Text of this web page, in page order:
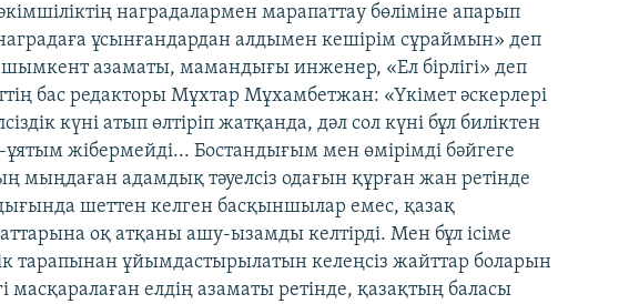
наградалармен марапаттау бөліміне апарып
ұсынғандардан алдымен кешірім сұраймын» деп
шымкент азаматы, мамандығы инженер, «Ел бірлігі» деп
бас редакторы Мұхтар Мұхамбетжан: «Үкімет әскерлері
күні атып өлтіріп жатқанда, дәл сол күні бұл биліктен
ұятым жібермейді... Бостандығым мен өмірімді бәйгеге
мыңдаған адамдық тәуелсіз одағын құрған жан ретінде
шеттен келген басқыншылар емес, қазақ
оқ атқаны ашу-ызамды келтірді. Мен бұл ісіме
тарапынан ұйымдастырылатын келеңсіз жайттар боларын
масқаралаған елдің азаматы ретінде, қазақтың баласы